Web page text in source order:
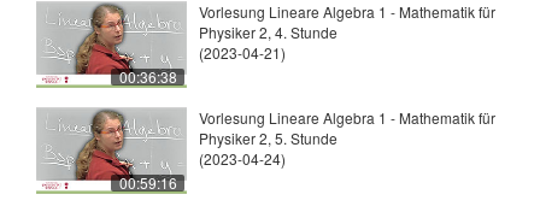
00:36:38
Vorlesung Lineare Algebra 1 - Mathematik für
Physiker 2, 4. Stunde
(2023-04-21)
00:59:16
Vorlesung Lineare Algebra 1 - Mathematik für
Physiker 2, 5. Stunde
(2023-04-24)